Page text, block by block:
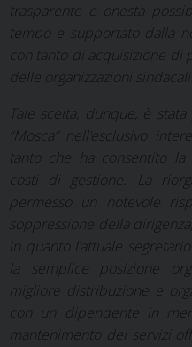
trasparente e onesta
tempo e supportato dalla
con tanto di acquisizione di
delle organizzazioni sindacali.
Tale scelta, dunque, è
“Mosca” nell’esclusivo
tanto che ha consentito la
costi di gestione. La
permesso un notevole
soppressione della
in quanto l’attuale
la semplice posizione
migliore distribuzione e
con un dipendente in
mantenimento dei servizi